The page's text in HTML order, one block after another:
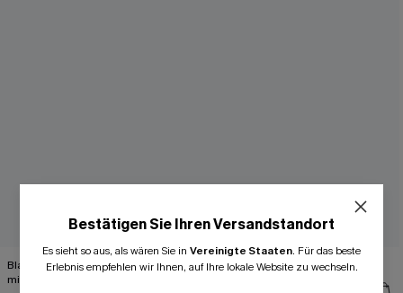
Blauer Eckiger Ausschnitt Jumpsuit
mit weitem Bein
Weiße Gerade Hose
Bestätigen Sie Ihren Versandstandort
Es sieht so aus, als wären Sie in Vereinigte Staaten. Für das beste
Erlebnis empfehlen wir Ihnen, auf Ihre lokale Website zu wechseln.